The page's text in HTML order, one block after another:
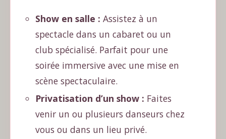
Show en salle : Assistez à un
spectacle dans un cabaret ou un
club spécialisé. Parfait pour une
soirée immersive avec une mise en
scène spectaculaire.
Privatisation d’un show : Faites
venir un ou plusieurs danseurs chez
vous ou dans un lieu privé.